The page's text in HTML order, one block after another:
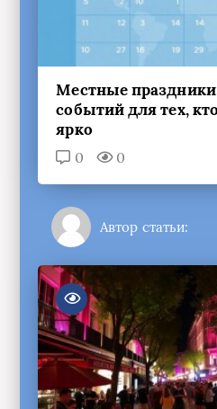
Местные
событий для тех,
ярко
0 0
Автор статьи: